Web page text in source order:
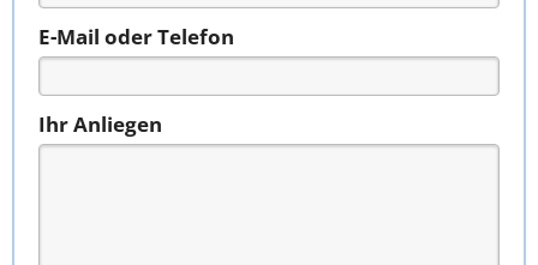
E-Mail oder Telefon
Ihr Anliegen